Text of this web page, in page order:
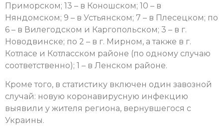
Приморском; 13 – в Коношском; 10 – в
Няндомском; 9 – в Устьянском; 7 – в Плесецком; по
6 – в Вилегодском и Каргопольском; 3 – в г.
Новодвинске; по 2 – в г. Мирном, а также в г.
Котласе и Котласском районе (по одному случаю
соответственно); 1 – в Ленском районе.
Кроме того, в статистику включен один завозной
случай: новую коронавирусную инфекцию
выявили у жителя региона, вернувшегося с
Украины.